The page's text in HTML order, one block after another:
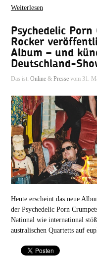
Weiterlesen
Psychedelic
Rocker
Album – und
Deutschland-
Das ist: Online& Pressevom 31.
Heute erscheint das neue
der Psychedelic Porn
National wie international
australischen Quartetts auf